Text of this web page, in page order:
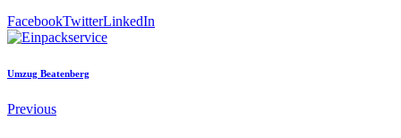
FacebookTwitterLinkedIn
Umzug Beatenberg
Previous